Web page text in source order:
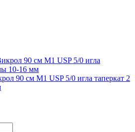
90 см М1 USP 5/0 игла таперкат 2